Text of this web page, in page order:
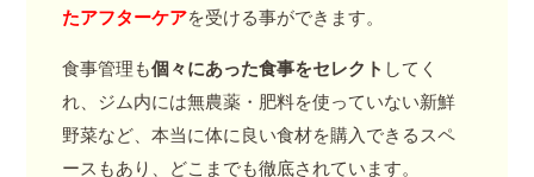
たアフターケアを受ける事ができます。
食事管理も個々にあった食事をセレクト してく
れ、ジム内には無農薬・肥料を使っていない新鮮
野菜など、本当に体に良い食材を購入できるスペ
ースもあり、どこまでも徹底されています。